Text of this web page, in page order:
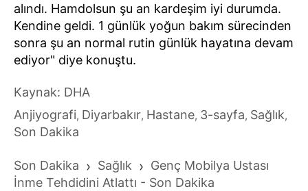
alındı. Hamdolsun şu an kardeşim iyi durumda.
Kendine geldi. 1 günlük yoğun bakım sürecinden
sonra şu an normal rutin günlük hayatına devam
ediyor" diye konuştu.
Kaynak: DHA
Anjiyografi, Diyarbakır, Hastane, 3-sayfa, Sağlık,
Son Dakika
Son Dakika › Sağlık › Genç Mobilya Ustası
İnme Tehdidini Atlattı - Son Dakika